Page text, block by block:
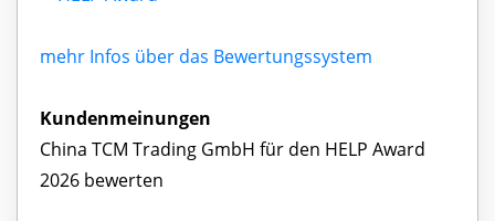
mehr Infos über das Bewertungssystem
Kundenmeinungen
China TCM Trading GmbH für den HELP Award
2026 bewerten